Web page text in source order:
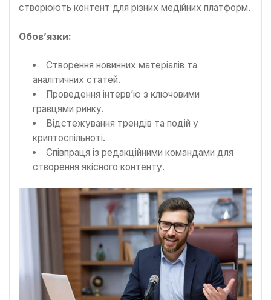
створюють контент для різних медійних платформ.
Обов’язки:
Створення новинних матеріалів та
аналітичних статей.
Проведення інтерв’ю з ключовими
гравцями ринку.
Відстежування трендів та подій у
криптоспільноті.
Співпраця із редакційними командами для
створення якісного контенту.